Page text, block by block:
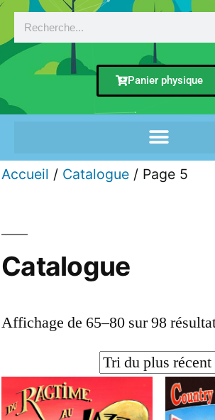
Panier physique
Accueil / Catalogue / Page 5
Catalogue
Affichage de 65–80 sur 98